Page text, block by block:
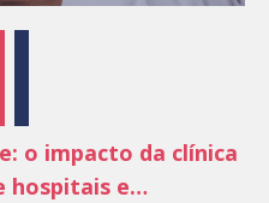
o impacto da clínica
hospitais e